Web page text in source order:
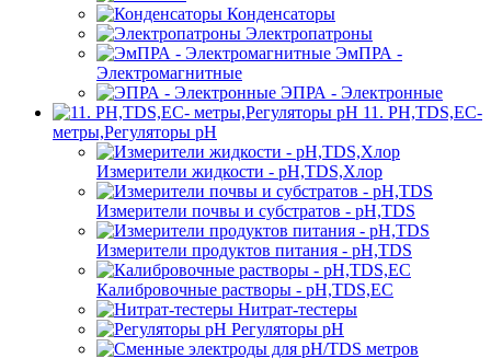
Конденсаторы
Электропатроны
ЭмПРА -
Электромагнитные
ЭПРА - Электронные
11. PH,TDS,EC-
метры,Регуляторы pН
Измерители жидкости - pH,TDS,Хлор
Измерители почвы и субстратов - pH,TDS
Измерители продуктов питания - pH,TDS
Калибровочные растворы - pH,TDS,EC
Нитрат-тестеры
Регуляторы pН